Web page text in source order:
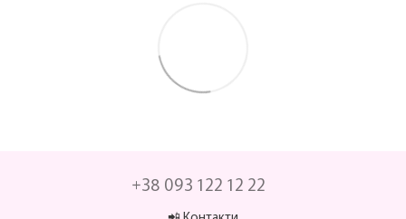
+38 093 122 12 22